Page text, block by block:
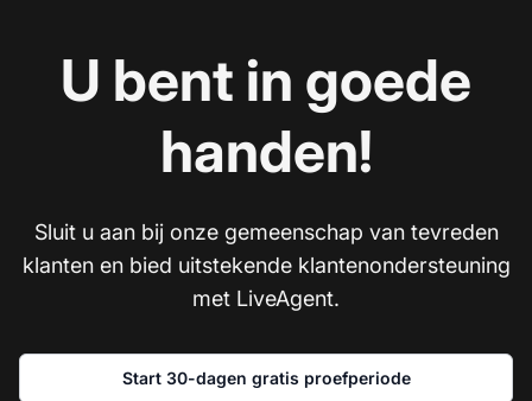
U bent in goede
handen!
Sluit u aan bij onze gemeenschap van tevreden
klanten en bied uitstekende klantenondersteuning
met LiveAgent.
Start 30-dagen gratis proefperiode